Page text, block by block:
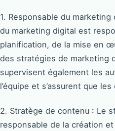
1. Responsable du
du marketing digital est
planification, de la mise en
des stratégies de marketing
supervisent également les
l’équipe et s’assurent que
2. Stratège de contenu : Le
responsable de la création